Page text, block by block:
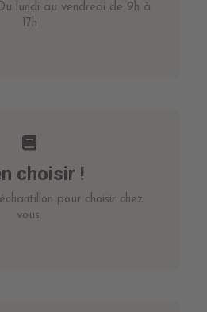
lundi au vendredi de 9h à
17h
choisir !
pour choisir chez
vous.